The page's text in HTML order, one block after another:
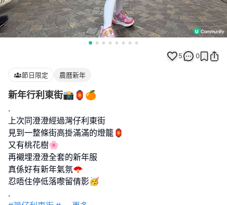
5 0
節日限定 農曆新年
新年行利東街📸🏮🍊
.
上次同澄澄經過灣仔利東街
見到一整條街高掛滿滿的燈籠🏮
又有桃花樹🌸
再襯埋澄澄全套的新年服
真係好有新年氣氛🪭
忍唔住停低落嚟留倩影🥳